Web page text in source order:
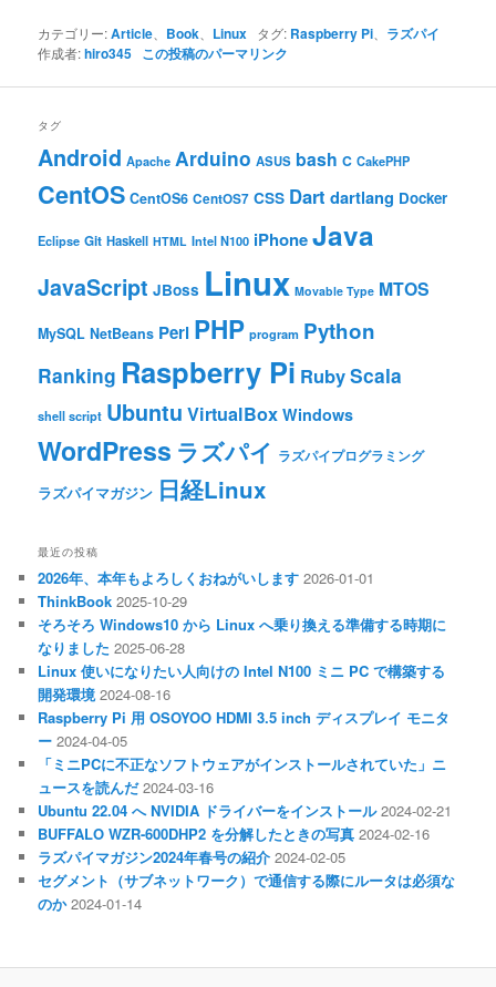
カテゴリー:Article Book Linux タグ: Raspberry Pi ラズパイ
作成者:hiro345 この投稿のパーマリンク
タグ
Android Apache Arduino ASUS bash C CakePHP
CentOS CentOS6 CentOS7 CSS Dart dartlang Docker
Eclipse Git Haskell HTML Intel N100 iPhoneJava
JavaScript JBoss Linux Movable Type MTOS
MySQL NetBeans Perl PHP program Python
Ranking Raspberry Pi RubyScala
shell script Ubuntu VirtualBox Windows
WordPress ラズパイ ラズパイプログラミング
ラズパイマガジン 日経Linux
最近の投稿
2026年、本年もよろしくおねがいします 2026-01-01
ThinkBook 2025-10-29
そろそろ Windows10 から Linux へ乗り換える準備する時期に
なりました 2025-06-28
Linux 使いになりたい人向けの Intel N100 ミニ PC で構築する
開発環境 2024-08-16
Raspberry Pi 用 OSOYOO HDMI 3.5 inch ディスプレイ モニタ
ー 2024-04-05
「ミニPCに不正なソフトウェアがインストールされていた」ニ
ュースを読んだ 2024-03-16
Ubuntu 22.04 へ NVIDIA ドライバーをインストール 2024-02-21
BUFFALO WZR-600DHP2 を分解したときの写真 2024-02-16
ラズパイマガジン2024年春号の紹介 2024-02-05
セグメント（サブネットワーク）で通信する際にルータは必須な
のか 2024-01-14